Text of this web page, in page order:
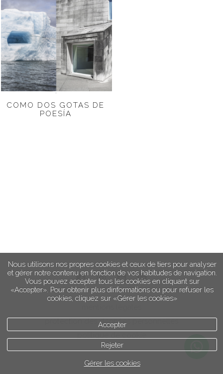
COMO DOS GOTAS DE
POESÍA
protection des données personnelles
Nous utilisons nos propres cookies et ceux de tiers pour analyser
et gérer notre contenu en fonction de vos habitudes de navigation.
Vous pouvez accepter tous les cookies en cliquant sur
«Accepter». Pour obtenir plus dinformations ou pour refuser les
cookies, cliquez sur «Gérer les cookies»
Accepter
Rejeter
Gérer les cookies